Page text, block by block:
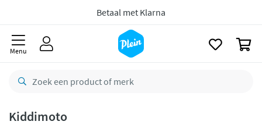
Betaal met Klarna
Menu
Kiddimoto